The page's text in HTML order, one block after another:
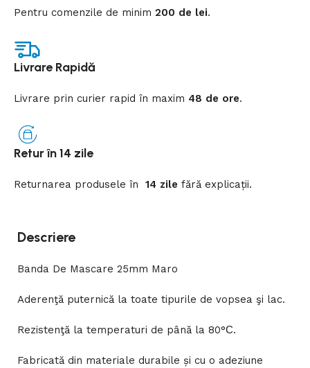
Pentru comenzile de minim200 de lei.
Livrare Rapidă
Livrare prin curier rapidîn maxim 48 de ore.
Retur în 14 zile
Returnarea produseleîn 14 zile fără explicații.
Descriere
Banda De Mascare 25mm Maro
Aderenţă puternică la toate tipurile de vopsea şi lac.
Rezistenţă la temperaturi de până la 80°С.
Fabricată din materiale durabile și cu o adeziune